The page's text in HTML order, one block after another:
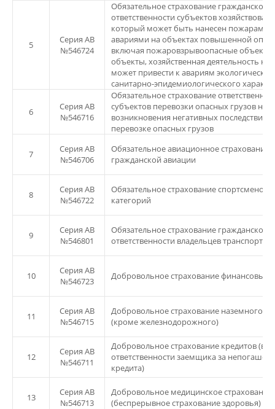
5
Серия АВ
№546724
Обязательное страхование гражданской
ответственности субъектов
который может быть нанесен пожарами и
авариями на объектах повышенной
включая пожаровзрывоопасные объекты
объекты, хозяйственная деятельность
может привести к авариям
санитарно-эпидемиологического
6
Серия АВ
№546716
Обязательное страхование
субъектов перевозки опасных грузов на
возникновения негативных последствий
перевозке опасных грузов
7
Серия АВ
№546706
Обязательное авиационное страхование
гражданской авиации
8
Серия АВ
№546722
Обязательное страхование спортсменов
категорий
9
Серия АВ
№546801
Обязательное страхование гражданско-
ответственности владельцев
10
Серия АВ
№546723
Добровольное страхование финансовых
11
Серия АВ
№546715
Добровольное страхование наземного
(кроме железнодорожного)
12
Серия АВ
№546711
Добровольное страхование кредитов (в
ответственности заемщика за
кредита)
13
Серия АВ
№546713
Добровольное медицинское страхование
(беспрерывное страхование здоровья)